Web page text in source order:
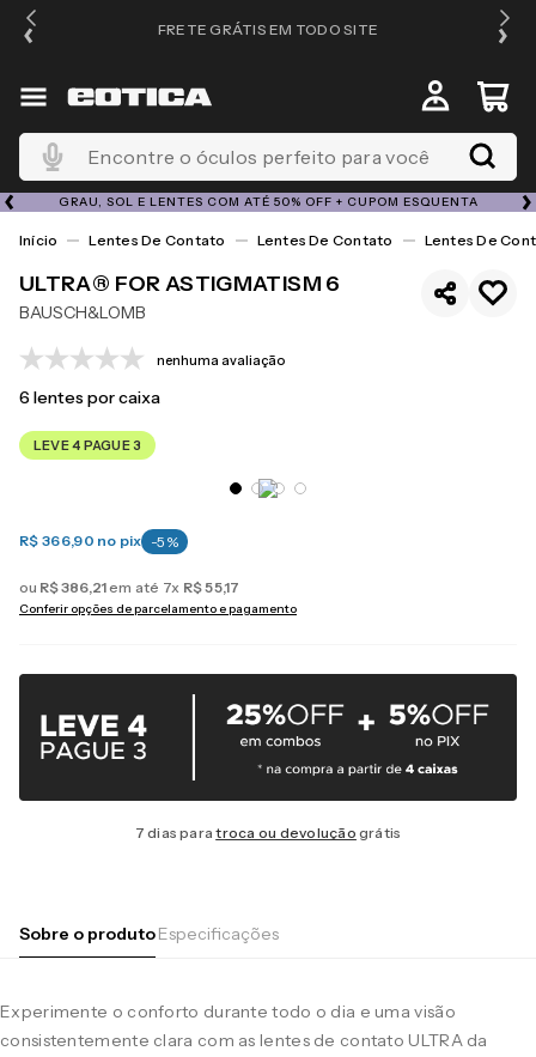
FRETE GRÁTIS EM TODO SITE
Encontre o óculos perfeito para você
GRAU, SOL E LENTES COM ATÉ 50% OFF + CUPOM ESQUENTA
Lentes De Contato Lentes De Contato Lentes De
ULTRA® FOR ASTIGMATISM 6
BAUSCH&LOMB
nenhuma avaliação
6 lentes por caixa
LEVE 4 PAGUE 3
R$ 366,90 no pix -5 %
ou R$386,21 em até 7x R$55,17
Conferir opções de parcelamento e pagamento
7 dias paratroca ou devolução grátis
Sobre o produtoEspecificações
Experimente o conforto durante todo o dia e uma visão
consistentemente clara com as lentes de contato ULTRA da